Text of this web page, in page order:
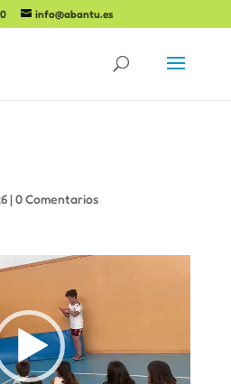
info@abantu.es
|0 Comentarios